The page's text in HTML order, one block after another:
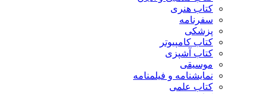
کتاب هنری
سفرنامه
پزشکی
کتاب کامپیوتر
کتاب آشپزی
موسیقی
نمایشنامه و فیلمنامه
کتاب علمی